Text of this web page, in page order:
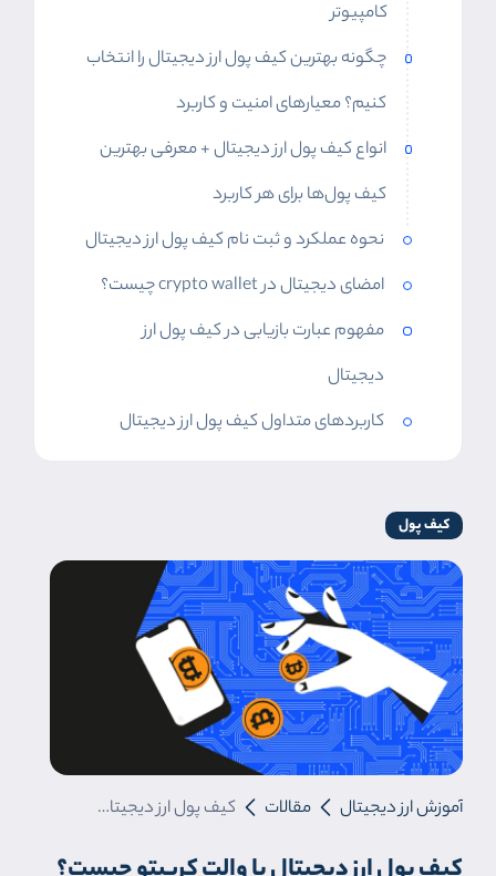
کامپیوتر
چگونه بهترین کیف پول ارز دیجیتال را انتخاب
کنیم؟ معیارهای امنیت و کاربرد
انواع کیف پول ارز دیجیتال + معرفی بهترین
کیف پول‌ها برای هر کاربرد
نحوه عملکرد و ثبت نام کیف پول ارز دیجیتال
امضای دیجیتال در crypto wallet چیست؟
مفهوم عبارت بازیابی در کیف پول ارز
دیجیتال
کاربردهای متداول کیف پول ارز دیجیتال
کیف پول
آموزش ارز دیجیتال مقالات کیف پول ارز دیجیتال یا والت کریپتو چیست؟